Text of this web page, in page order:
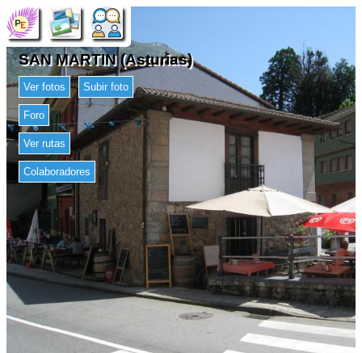
SAN MARTIN (Asturias)
Ver fotos Subir foto
Foro
Ver rutas
Colaboradores